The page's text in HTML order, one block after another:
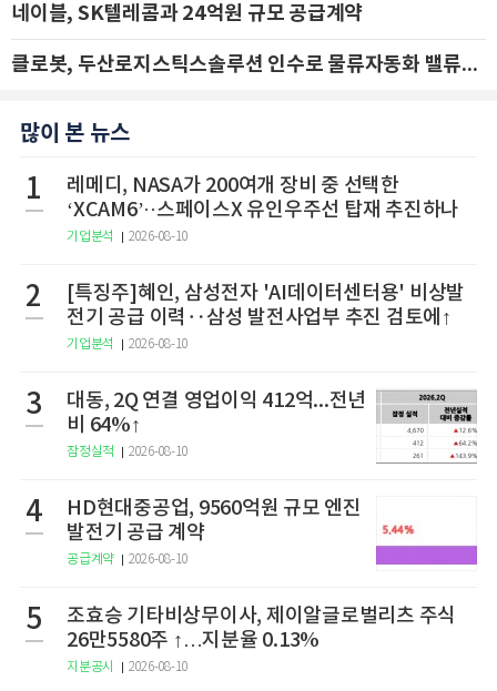
네이블, SK텔레콤과 24억원 규모 공급계약
클로봇, 두산로지스틱스솔루션 인수로 물류자동화 밸류체인 확장 추진 - IBK투자증권
많이 본 뉴스
1
레메디, NASA가 200여개 장비 중 선택한
‘XCAM6’··스페이스X 유인우주선 탑재 추진하나
기업분석 2026-08-10
2
[특징주]혜인, 삼성전자 'AI데이터센터용' 비상발
전기 공급 이력‥삼성 발전사업부 추진 검토에↑
기업분석 2026-08-10
3
대동, 2Q 연결 영업이익 412억...전년
비 64%↑
잠정실적 2026-08-10
4
HD현대중공업, 9560억원 규모 엔진
발전기 공급 계약
공급계약 2026-08-10
5
조효승 기타비상무이사, 제이알글로벌리츠 주식
26만5580주 ↑…지분율 0.13%
지분공시 2026-08-10